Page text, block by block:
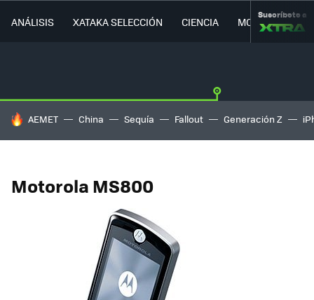
ANÁLISIS XATAKA SELECCIÓN CIENCIA MOVILIDAD
Suscríbete a
HOY SE HABLA DE
AEMET China Sequía Fallout Generación Z
Motorola MS800